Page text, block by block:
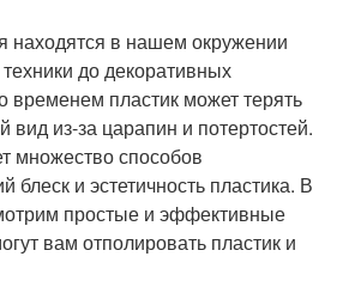
находятся в нашем окружении
до декоративных
временем пластик может терять
вид из-за царапин и потертостей.
множество способов
блеск и эстетичность пластика. В
простые и эффективные
вам отполировать пластик и